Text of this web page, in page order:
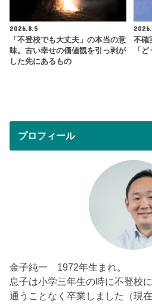
2026.8.5
「不登校でも大丈夫」の本当の意
味。古い幸せの価値観を引っ剥が
した先にあるもの
不確
「
プロフィール
金子純一 1972年生まれ。
息子は小学三年生の時に不登校
通うことなく卒業しました（現